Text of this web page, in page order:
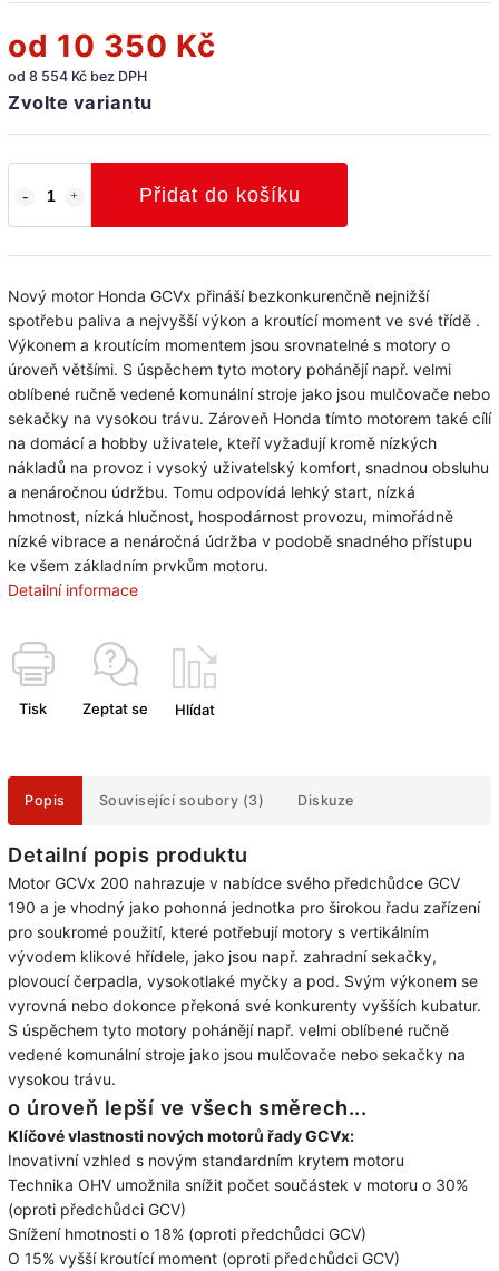
od 10 350 Kč
od 8 554 Kč bez DPH
Zvolte variantu
Přidat do košíku
Nový motor Honda GCVx přináší bezkonkurenčně nejnižší
spotřebu paliva a nejvyšší výkon a kroutící moment ve své třídě .
Výkonem a kroutícím momentem jsou srovnatelné s motory o
úroveň většími. S úspěchem tyto motory pohánějí např. velmi
oblíbené ručně vedené komunální stroje jako jsou mulčovače nebo
sekačky na vysokou trávu. Zároveň Honda tímto motorem také cílí
na domácí a hobby uživatele, kteří vyžadují kromě nízkých
nákladů na provoz i vysoký uživatelský komfort, snadnou obsluhu
a nenáročnou údržbu. Tomu odpovídá lehký start, nízká
hmotnost, nízká hlučnost, hospodárnost provozu, mimořádně
nízké vibrace a nenáročná údržba v podobě snadného přístupu
ke všem základním prvkům motoru.
Detailní informace
Tisk Zeptat se Hlídat
Popis Související soubory (3) Diskuze
Detailní popis produktu
Motor GCVx 200 nahrazuje v nabídce svého předchůdce GCV
190 a je vhodný jako pohonná jednotka pro širokou řadu zařízení
pro soukromé použití, které potřebují motory s vertikálním
vývodem klikové hřídele, jako jsou např. zahradní sekačky,
plovoucí čerpadla, vysokotlaké myčky a pod. Svým výkonem se
vyrovná nebo dokonce překoná své konkurenty vyšších kubatur.
S úspěchem tyto motory pohánějí např. velmi oblíbené ručně
vedené komunální stroje jako jsou mulčovače nebo sekačky na
vysokou trávu.
o úroveň lepší ve všech směrech...
Klíčové vlastnosti nových motorů řady GCVx:
Inovativní vzhled s novým standardním krytem motoru
Technika OHV umožnila snížit počet součástek v motoru o 30%
(oproti předchůdci GCV)
Snížení hmotnosti o 18% (oproti předchůdci GCV)
O 15% vyšší kroutící moment (oproti předchůdci GCV)